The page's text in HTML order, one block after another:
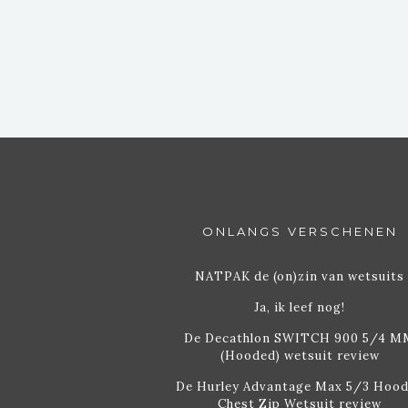
ONLANGS VERSCHENEN
NATPAK de (on)zin van wetsuits
Ja, ik leef nog!
De Decathlon SWITCH 900 5/4
(Hooded) wetsuit review
De Hurley Advantage Max 5/3
Chest Zip Wetsuit review